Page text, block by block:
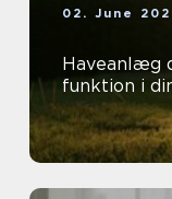
02. June
Haveanlæg
funktion i